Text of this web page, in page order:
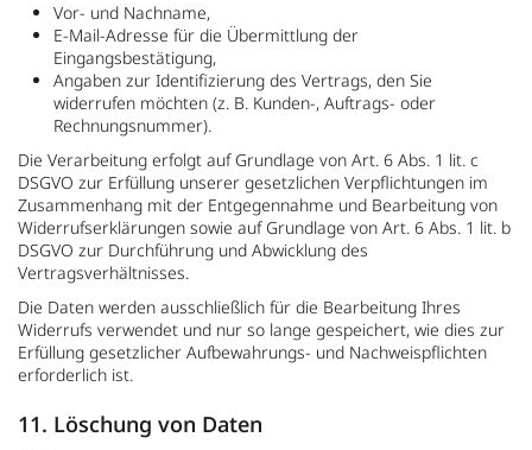
Vor- und Nachname,
E-Mail-Adresse für die Übermittlung der
Eingangsbestätigung,
Angaben zur Identifizierung des Vertrags, den Sie
widerrufen möchten (z. B. Kunden-, Auftrags- oder
Rechnungsnummer).
Die Verarbeitung erfolgt auf Grundlage von Art. 6 Abs. 1 lit. c
DSGVO zur Erfüllung unserer gesetzlichen Verpflichtungen im
Zusammenhang mit der Entgegennahme und Bearbeitung von
Widerrufserklärungen sowie auf Grundlage von Art. 6 Abs. 1 lit. b
DSGVO zur Durchführung und Abwicklung des
Vertragsverhältnisses.
Die Daten werden ausschließlich für die Bearbeitung Ihres
Widerrufs verwendet und nur so lange gespeichert, wie dies zur
Erfüllung gesetzlicher Aufbewahrungs- und Nachweispflichten
erforderlich ist.
11. Löschung von Daten